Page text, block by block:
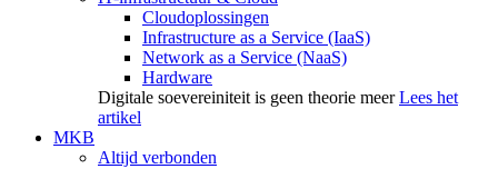
Cloudoplossingen
Infrastructure as a Service (IaaS)
Network as a Service (NaaS)
Hardware
Digitale soevereiniteit is geen theorie meer Lees het
artikel
MKB
Altijd verbonden